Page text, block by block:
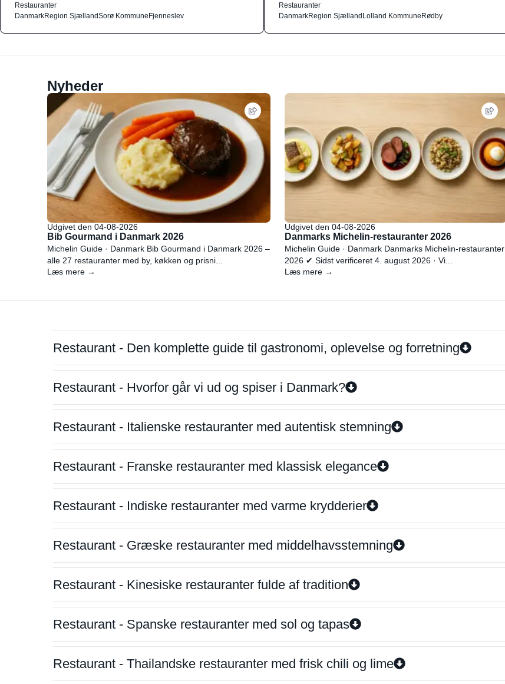
Restauranter
DanmarkRegion SjællandSorø KommuneFjenneslev
Restauranter
DanmarkRegion SjællandLolland KommuneRødby
Nyheder
Udgivet den 04-08-2026
Bib Gourmand i Danmark 2026
Michelin Guide · Danmark Bib Gourmand i Danmark 2026 –
alle 27 restauranter med by, køkken og prisni...
Læs mere →
Udgivet den 04-08-2026
Danmarks Michelin-restauranter 2026
Michelin Guide · Danmark Danmarks Michelin-restauranter
2026 ✔ Sidst verificeret 4. august 2026 · Vi...
Læs mere →
Restaurant - Den komplette guide til gastronomi, oplevelse og forretning
Restaurant - Hvorfor går vi ud og spiser i Danmark?
Restaurant - Italienske restauranter med autentisk stemning
Restaurant - Franske restauranter med klassisk elegance
Restaurant - Indiske restauranter med varme krydderier
Restaurant - Græske restauranter med middelhavsstemning
Restaurant - Kinesiske restauranter fulde af tradition
Restaurant - Spanske restauranter med sol og tapas
Restaurant - Thailandske restauranter med frisk chili og lime